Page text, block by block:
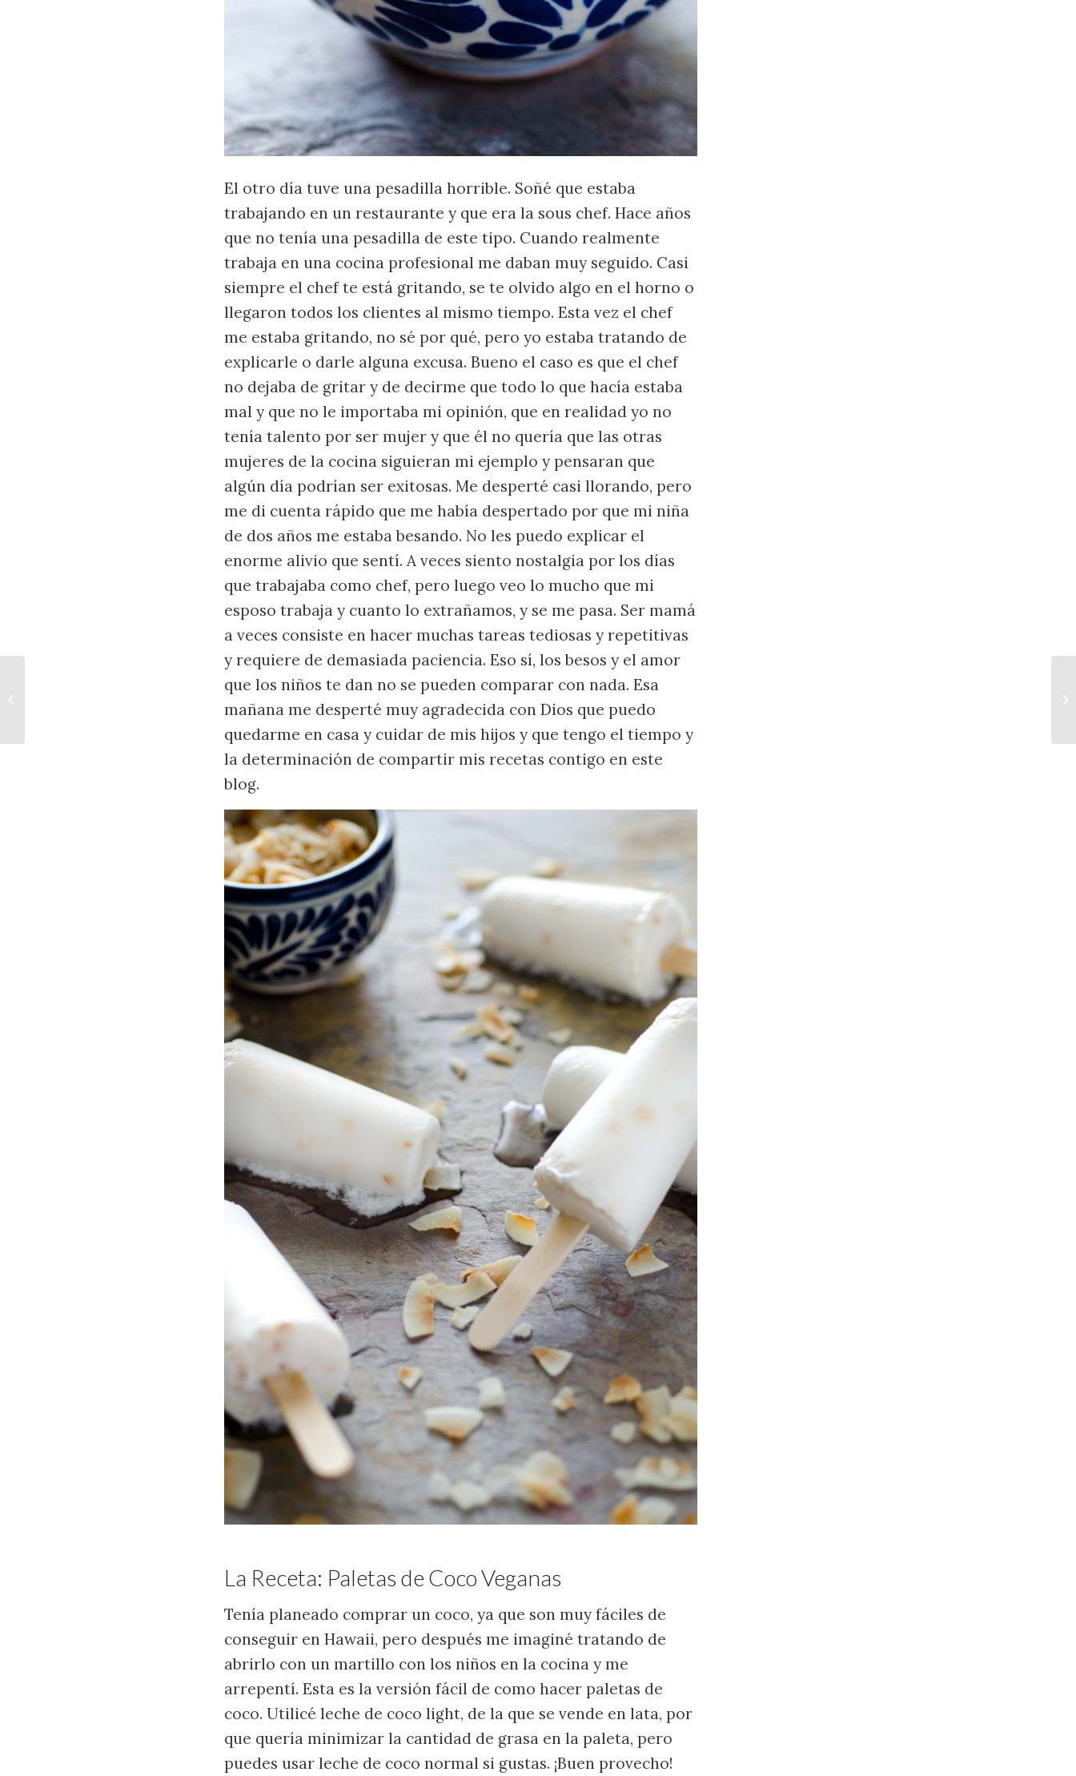
El otro día tuve una pesadilla horrible. Soñé que estaba
trabajando en un restaurante y que era la sous chef. Hace años
que no tenía una pesadilla de este tipo. Cuando realmente
trabaja en una cocina profesional me daban muy seguido. Casi
siempre el chef te está gritando, se te olvido algo en el horno o
llegaron todos los clientes al mismo tiempo. Esta vez el chef
me estaba gritando, no sé por qué, pero yo estaba tratando de
explicarle o darle alguna excusa. Bueno el caso es que el chef
no dejaba de gritar y de decirme que todo lo que hacía estaba
mal y que no le importaba mi opinión, que en realidad yo no
tenía talento por ser mujer y que él no quería que las otras
mujeres de la cocina siguieran mi ejemplo y pensaran que
algún día podrían ser exitosas. Me desperté casi llorando, pero
me di cuenta rápido que me había despertado por que mi niña
de dos años me estaba besando. No les puedo explicar el
enorme alivio que sentí. A veces siento nostalgia por los días
que trabajaba como chef, pero luego veo lo mucho que mi
esposo trabaja y cuanto lo extrañamos, y se me pasa. Ser mamá
a veces consiste en hacer muchas tareas tediosas y repetitivas
y requiere de demasiada paciencia. Eso sí, los besos y el amor
que los niños te dan no se pueden comparar con nada. Esa
mañana me desperté muy agradecida con Dios que puedo
quedarme en casa y cuidar de mis hijos y que tengo el tiempo y
la determinación de compartir mis recetas contigo en este
blog.
La Receta: Paletas de Coco Veganas
Tenía planeado comprar un coco, ya que son muy fáciles de
conseguir en Hawaii, pero después me imaginé tratando de
abrirlo con un martillo con los niños en la cocina y me
arrepentí. Esta es la versión fácil de como hacer paletas de
coco. Utilicé leche de coco light, de la que se vende en lata, por
que quería minimizar la cantidad de grasa en la paleta, pero
puedes usar leche de coco normal si gustas. ¡Buen provecho!